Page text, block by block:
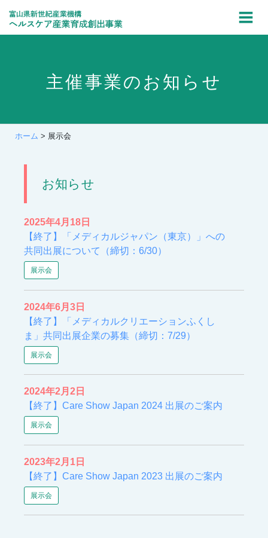
content
主催事業のお知らせ
ホーム > 展示会
お知らせ
2025年4月18日
【終了】「メディカルジャパン（東京）」への
共同出展について（締切：6/30）
展示会
2024年6月3日
【終了】「メディカルクリエーションふくし
ま」共同出展企業の募集（締切：7/29）
展示会
2024年2月2日
【終了】Care Show Japan 2024 出展のご案内
展示会
2023年2月1日
【終了】Care Show Japan 2023 出展のご案内
展示会